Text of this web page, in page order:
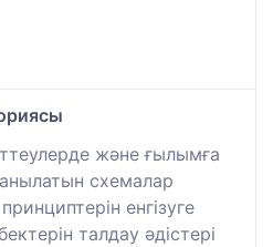
және ғылымға
схемалар
енгізуге
талдау әдістері